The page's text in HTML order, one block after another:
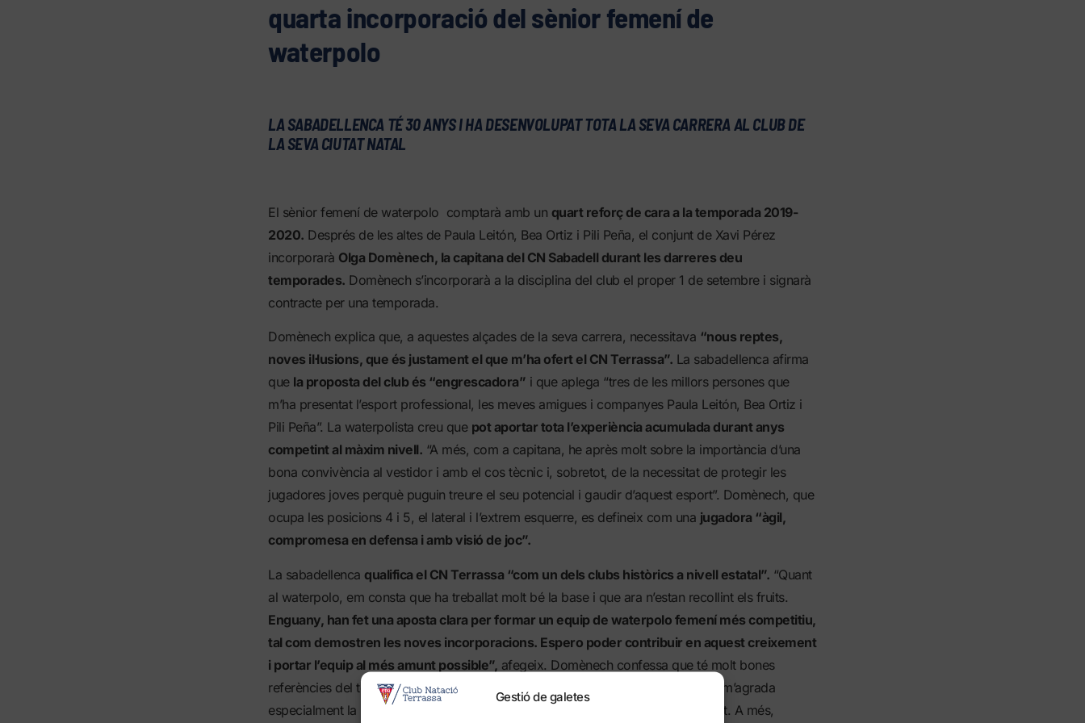
Gestió de galetes
quarta incorporació del sènior femení de
waterpolo
LA SABADELLENCA TÉ 30 ANYS I HA DESENVOLUPAT TOTA LA SEVA CARRERA AL CLUB DE
LA SEVA CIUTAT NATAL
El sènior femení de waterpolo comptarà amb un quart reforç de cara a la temporada 2019-
2020. Després de les altes de Paula Leitón, Bea Ortiz i Pili Peña, el conjunt de Xavi Pérez
incorporarà Olga Domènech, la capitana del CN Sabadell durant les darreres deu
temporades. Domènech s’incorporarà a la disciplina del club el proper 1 de setembre i signarà
contracte per una temporada.
Domènech explica que, a aquestes alçades de la seva carrera, necessitava “nous reptes,
noves il·lusions, que és justament el que m’ha ofert el CN Terrassa”. La sabadellenca afirma
que la proposta del club és “engrescadora” i que aplega “tres de les millors persones que
m’ha presentat l’esport professional, les meves amigues i companyes Paula Leitón, Bea Ortiz i
Pili Peña”. La waterpolista creu que pot aportar tota l’experiència acumulada durant anys
competint al màxim nivell. “A més, com a capitana, he après molt sobre la importància d’una
bona convivència al vestidor i amb el cos tècnic i, sobretot, de la necessitat de protegir les
jugadores joves perquè puguin treure el seu potencial i gaudir d’aquest esport”. Domènech, que
ocupa les posicions 4 i 5, el lateral i l’extrem esquerre, es defineix com una jugadora “àgil,
compromesa en defensa i amb visió de joc”.
La sabadellenca qualifica el CN Terrassa “com un dels clubs històrics a nivell estatal”. “Quant
al waterpolo, em consta que ha treballat molt bé la base i que ara n’estan recollint els fruits.
Enguany, han fet una aposta clara per formar un equip de waterpolo femení més competitiu,
tal com demostren les noves incorporacions. Espero poder contribuir en aquest creixement
i portar l’equip al més amunt possible”, afegeix. Domènech confessa que té molt bones
referències del tècnic Xavi Pérez. “Porta anys en el món del waterpolo femení i m’agrada
especialment la passió i la motivació que transmet a les jugadores en cada partit. A més,